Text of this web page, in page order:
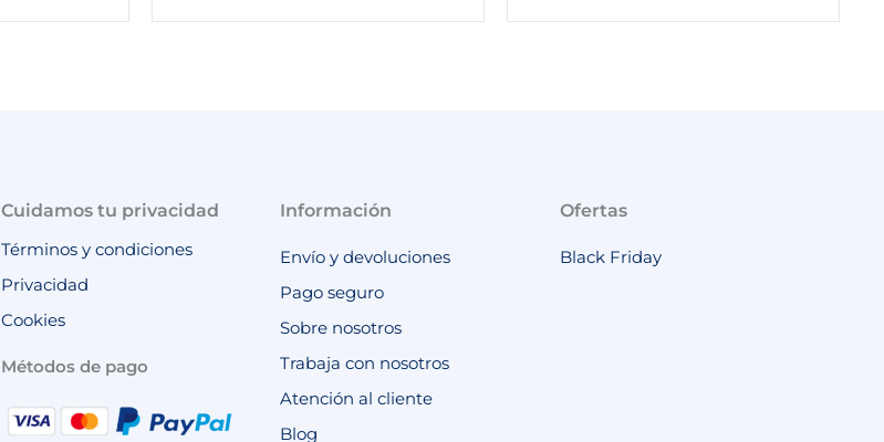
Cuidamos tu privacidad
Términos y condiciones
Privacidad
Cookies
Métodos de pago
Información
Envío y devoluciones
Pago seguro
Sobre nosotros
Trabaja con nosotros
Atención al cliente
Blog
Ofertas
Black Friday